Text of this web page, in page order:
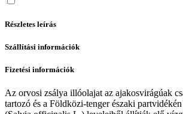
Részletes leírás
Szállítási információk
Fizetési információk
Az orvosi zsálya illóolajat az ajakosvirágúak
tartozó és a Földközi-tenger északi